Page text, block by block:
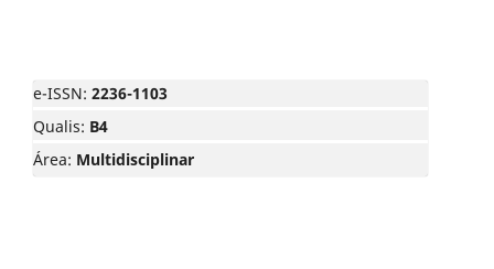
e-ISSN: 2236-1103
Qualis: B4
Área: Multidisciplinar